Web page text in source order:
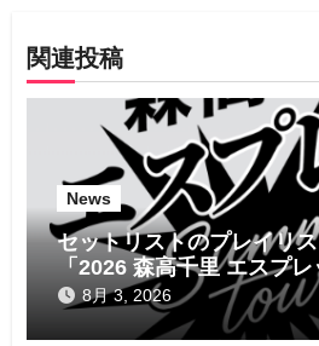
ー
ン
関連投稿
News
セットリストのプレイリ
「2026 森高千里 エスプ
tour」
8月 3, 2026